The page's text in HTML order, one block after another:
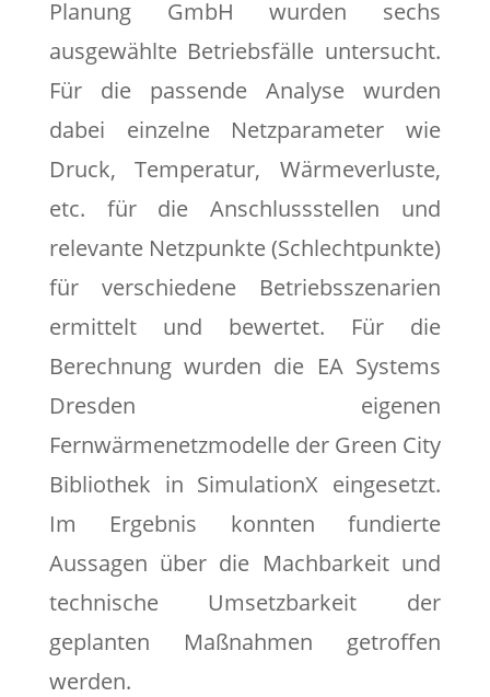
Planung GmbH wurden sechs
ausgewählte Betriebsfälle untersucht.
Für die passende Analyse wurden
dabei einzelne Netzparameter wie
Druck, Temperatur, Wärmeverluste,
etc. für die Anschlussstellen und
relevante Netzpunkte (Schlechtpunkte)
für verschiedene Betriebsszenarien
ermittelt und bewertet. Für die
Berechnung wurden die EA Systems
Dresden eigenen
Fernwärmenetzmodelle der Green City
Bibliothek in SimulationX eingesetzt.
Im Ergebnis konnten fundierte
Aussagen über die Machbarkeit und
technische Umsetzbarkeit der
geplanten Maßnahmen getroffen
werden.